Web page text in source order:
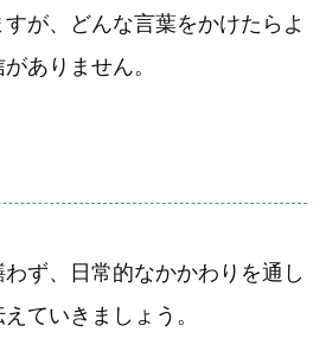
が、どんな言葉をかけたらよ
ありません。
ず、日常的なかかわりを通し
ていきましょう。